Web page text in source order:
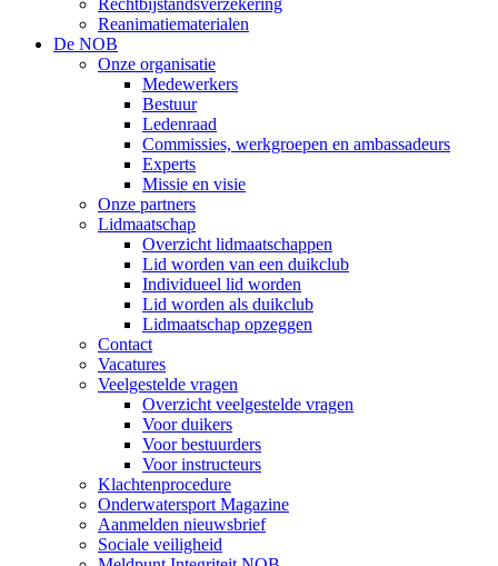
Rechtbijstandsverzekering
Reanimatiematerialen
De NOB
Onze organisatie
Medewerkers
Bestuur
Ledenraad
Commissies, werkgroepen en ambassadeurs
Experts
Missie en visie
Onze partners
Lidmaatschap
Overzicht lidmaatschappen
Lid worden van een duikclub
Individueel lid worden
Lid worden als duikclub
Lidmaatschap opzeggen
Contact
Vacatures
Veelgestelde vragen
Overzicht veelgestelde vragen
Voor duikers
Voor bestuurders
Voor instructeurs
Klachtenprocedure
Onderwatersport Magazine
Aanmelden nieuwsbrief
Sociale veiligheid